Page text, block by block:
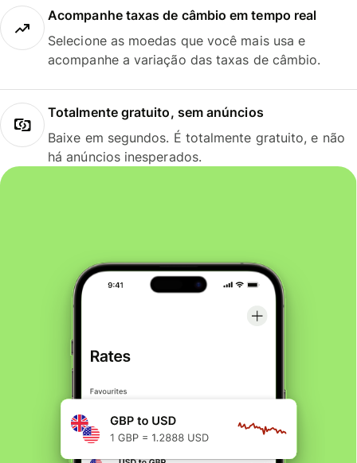
Acompanhe taxas de câmbio em tempo real
Selecione as moedas que você mais usa e
acompanhe a variação das taxas de câmbio.
Totalmente gratuito, sem anúncios
Baixe em segundos. É totalmente gratuito, e não
há anúncios inesperados.